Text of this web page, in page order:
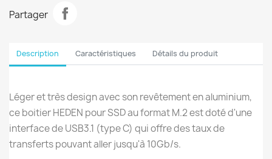
Partager
Description Caractéristiques Détails du produit
Léger et très design avec son revêtement en aluminium,
ce boitier HEDEN pour SSD au format M.2 est doté d'une
interface de USB3.1 (type C) qui offre des taux de
transferts pouvant aller jusqu'à 10Gb/s.